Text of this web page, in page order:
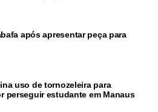
após apresentar peça para
uso de tornozeleira para
perseguir estudante em Manaus